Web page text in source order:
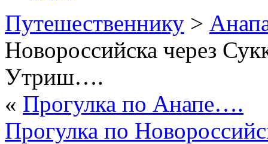
Путешественнику >
Новороссийска через
Утриш….
« Прогулка по Анапе….
Прогулка по